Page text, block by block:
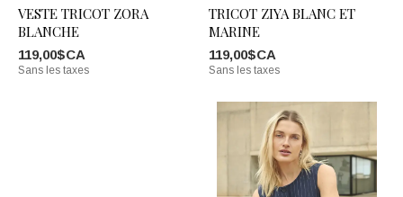
VESTE TRICOT ZORA
BLANCHE
119,00$CA
Sans les taxes
TRICOT ZIYA BLANC ET
MARINE
119,00$CA
Sans les taxes